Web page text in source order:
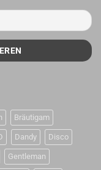
Bräutigam
Dandy Disco
Gentleman